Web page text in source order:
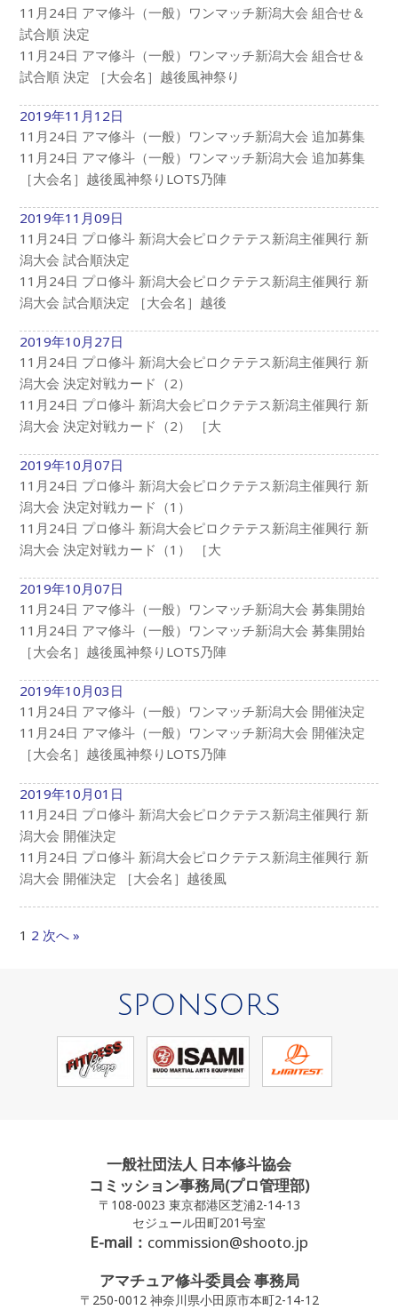
11月24日 アマ修斗（一般）ワンマッチ新潟大会 組合せ＆
試合順 決定
11月24日 アマ修斗（一般）ワンマッチ新潟大会 組合せ＆
試合順 決定 ［大会名］越後風神祭り
2019年11月12日
11月24日 アマ修斗（一般）ワンマッチ新潟大会 追加募集
11月24日 アマ修斗（一般）ワンマッチ新潟大会 追加募集
［大会名］越後風神祭りLOTS乃陣
2019年11月09日
11月24日 プロ修斗 新潟大会ピロクテテス新潟主催興行 新
潟大会 試合順決定
11月24日 プロ修斗 新潟大会ピロクテテス新潟主催興行 新
潟大会 試合順決定 ［大会名］越後
2019年10月27日
11月24日 プロ修斗 新潟大会ピロクテテス新潟主催興行 新
潟大会 決定対戦カード（2）
11月24日 プロ修斗 新潟大会ピロクテテス新潟主催興行 新
潟大会 決定対戦カード（2） ［大
2019年10月07日
11月24日 プロ修斗 新潟大会ピロクテテス新潟主催興行 新
潟大会 決定対戦カード（1）
11月24日 プロ修斗 新潟大会ピロクテテス新潟主催興行 新
潟大会 決定対戦カード（1） ［大
2019年10月07日
11月24日 アマ修斗（一般）ワンマッチ新潟大会 募集開始
11月24日 アマ修斗（一般）ワンマッチ新潟大会 募集開始
［大会名］越後風神祭りLOTS乃陣
2019年10月03日
11月24日 アマ修斗（一般）ワンマッチ新潟大会 開催決定
11月24日 アマ修斗（一般）ワンマッチ新潟大会 開催決定
［大会名］越後風神祭りLOTS乃陣
2019年10月01日
11月24日 プロ修斗 新潟大会ピロクテテス新潟主催興行 新
潟大会 開催決定
11月24日 プロ修斗 新潟大会ピロクテテス新潟主催興行 新
潟大会 開催決定 ［大会名］越後風
1 2 次へ »
SPONSORS
一般社団法人 日本修斗協会
コミッション事務局(プロ管理部)
〒108-0023 東京都港区芝浦2-14-13
セジュール田町201号室
E-mail： commission@shooto.jp
アマチュア修斗委員会 事務局
〒250-0012 神奈川県小田原市本町2-14-12